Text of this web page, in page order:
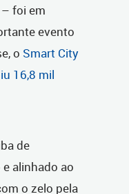
foi em
evento
o Smart City
16,8 mil
de
alinhado ao
o zelo pela